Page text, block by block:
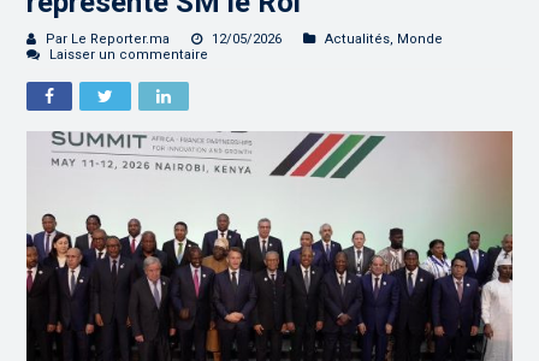
Par Le Reporter.ma 12/05/2026 Actualités, Monde
Laisser un commentaire